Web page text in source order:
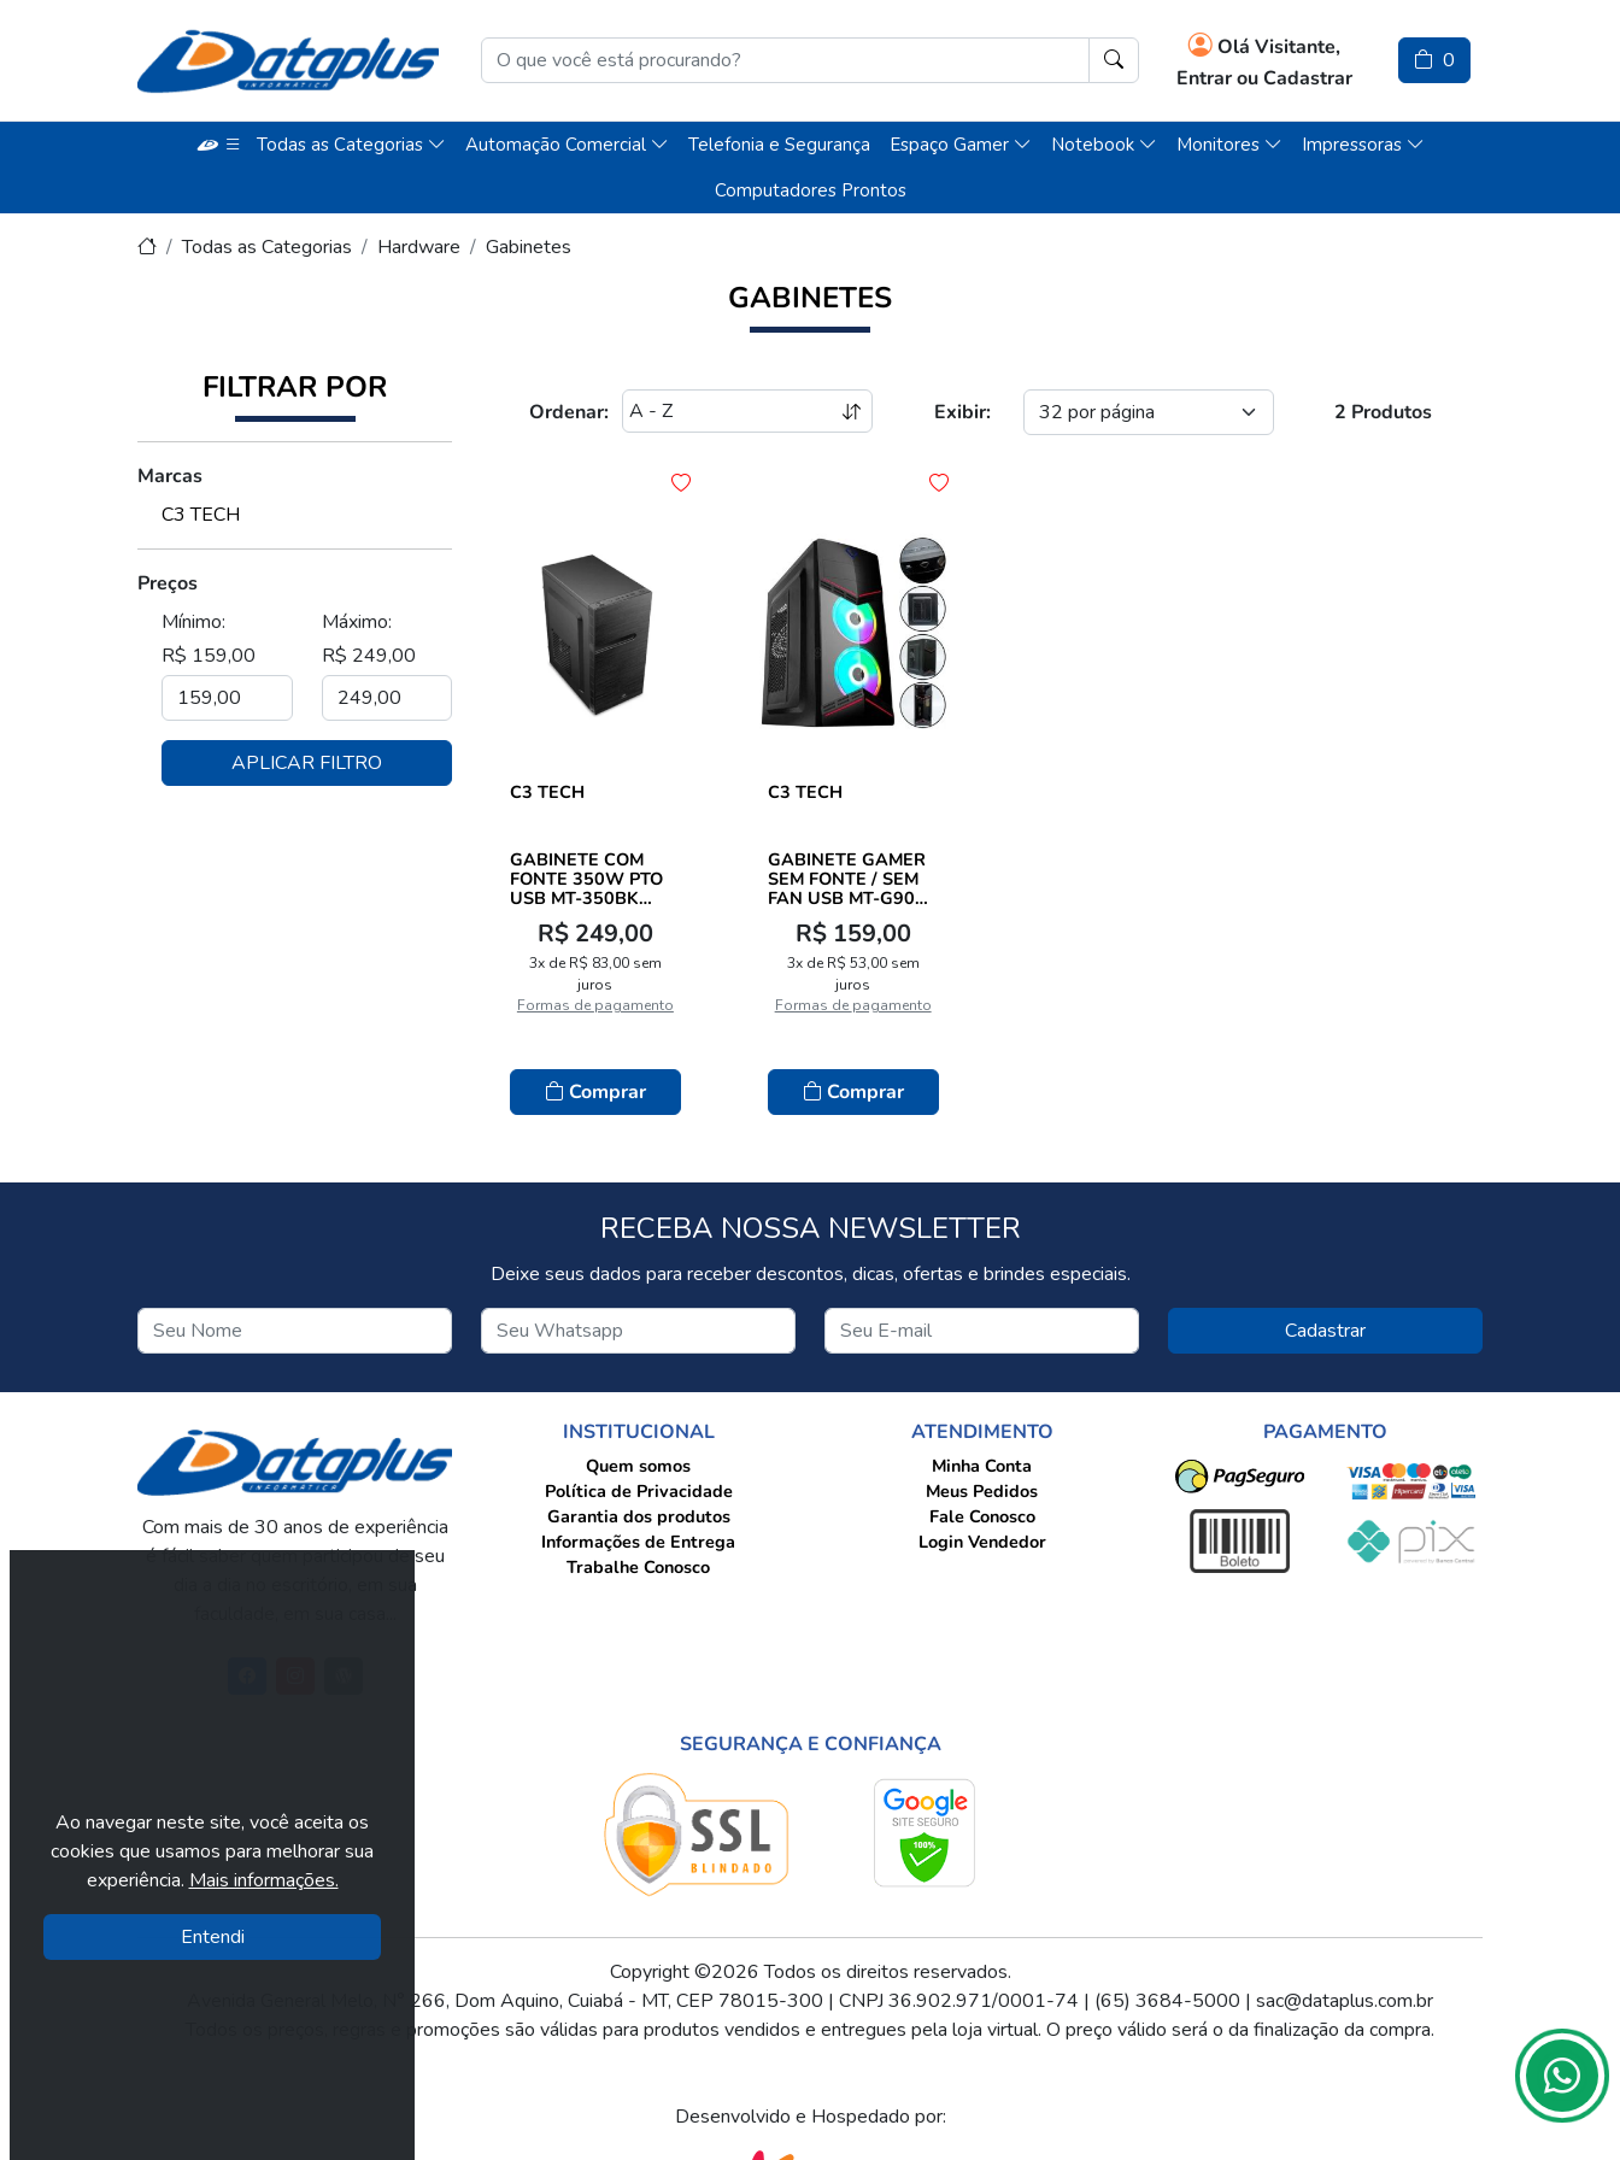
Olá Visitante,
Entrar ou Cadastrar
0
Todas as Categorias Automação Comercial Telefonia e Segurança Espaço Gamer Notebook Monitores
Impressoras
Computadores Prontos
Todas as Categorias Hardware Gabinetes
GABINETES
FILTRAR POR
Marcas
C3 TECH
Preços
Mínimo:
R$ 159,00
Máximo:
R$ 249,00
APLICAR FILTRO
Ordenar: Exibir: 2 Produtos
C3 TECH
GABINETE COM
FONTE 350W PTO
USB MT-350BK
301140440101 - ...
R$ 249,00
3x de R$ 83,00 sem
juros
Formas de pagamento
Comprar
C3 TECH
GABINETE GAMER
SEM FONTE / SEM
FAN USB MT-G90
R$ 159,00
3x de R$ 53,00 sem
juros
Formas de pagamento
Comprar
RECEBA NOSSA NEWSLETTER
Deixe seus dados para receber descontos, dicas, ofertas e brindes especiais.
Cadastrar
Com mais de 30 anos de experiência
é fácil saber quem participou de seu
dia a dia no escritório, em sua
INSTITUCIONAL
Quem somos
Política de Privacidade
Garantia dos produtos
Informações de Entrega
Trabalhe Conosco
ATENDIMENTO
Minha Conta
Meus Pedidos
Fale Conosco
Login Vendedor
PAGAMENTO
SEGURANÇA E CONFIANÇA
Copyright ©2026 Todos os direitos reservados.
Avenida General Melo, N° 266, Dom Aquino, Cuiabá - MT, CEP 78015-300 | CNPJ 36.902.971/0001-74 | (65) 3684-5000 | sac@dataplus.com.br
Todos os preços, regras e promoções são válidas para produtos vendidos e entregues pela loja virtual. O preço válido será o da finalização da compra.
Desenvolvido e Hospedado por:
Ao navegar neste site, você aceita os
cookies que usamos para melhorar sua
experiência. Mais informações.
Entendi